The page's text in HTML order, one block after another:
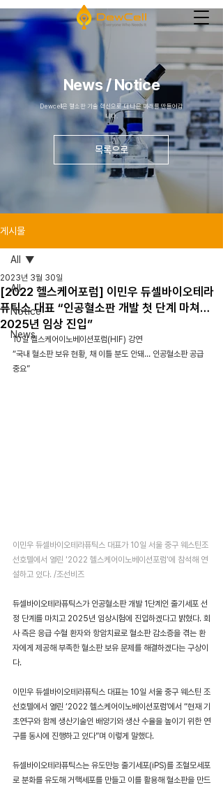
News / Notice
Dewcell은 혈소판 기술 혁신으로 더 나은 미래를 만들어갑
니다.
목록으로
게시물
All
Notice
News
All
[2022 헬스케어포럼] 이민우 듀셀바이오테라
퓨틱스 대표 “인공혈소판 개발 첫 단계 마쳐…
2025년 임상 진입”
2023년 3월 30일
10일 헬스케어이노베이션포럼(HIF) 강연
“국내 혈소판 보유 현황, 채 이틀 분도 안돼… 인공혈소판 공급
중요”
이민우 듀셀바이오테라퓨틱스 대표가 10일 서울 중구 웨스틴조
선호텔에서 열린 '2022 헬스케어이노베이션포럼'에 참석해 연
설하고 있다. /조선비즈
듀셀바이오테라퓨틱스가 인공혈소판 개발 1단계인 줄기세포 선
정 단계를 마치고 2025년 임상시험에 진입하겠다고 밝혔다. 회
사 측은 응급 수혈 환자와 항암치료로 혈소판 감소증을 겪는 환
자에게 제공해 부족한 혈소판 보유 문제를 해결하겠다는 구상이
다.
이민우 듀셀바이오테라퓨틱스 대표는 10일 서울 중구 웨스틴 조
선호텔에서 열린 ‘2022 헬스케어이노베이션포럼′에서 “현재 기
초연구와 함께 생산기술인 배양기와 생산 수율을 높이기 위한 연
구를 동시에 진행하고 있다”며 이렇게 말했다.
듀셀바이오테라퓨틱스는 유도만능 줄기세포(iPS)를 조혈모세포
로 분화를 유도해 거핵세포를 만들고 이를 활용해 혈소판을 만드